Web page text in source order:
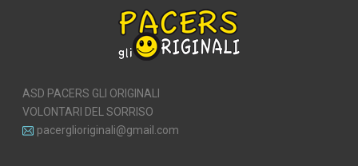
ASD PACERS GLI ORIGINALI
VOLONTARI DEL SORRISO
pacerglioriginali@gmail.com